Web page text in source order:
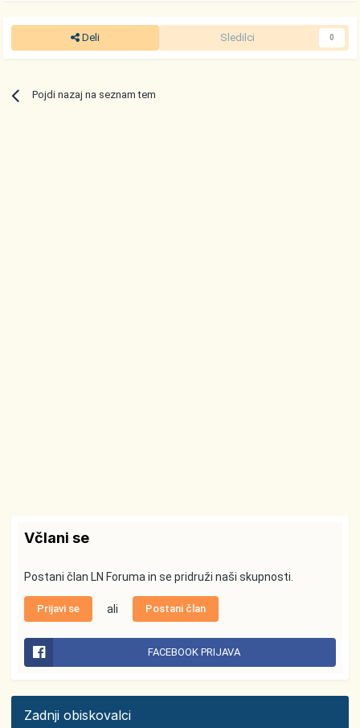
Deli Sledilci 0
Pojdi nazaj na seznam tem
Včlani se
Postani član LN Foruma in se pridruži naši skupnosti.
Prijavi se ali Postani član
FACEBOOK PRIJAVA
Zadnji obiskovalci